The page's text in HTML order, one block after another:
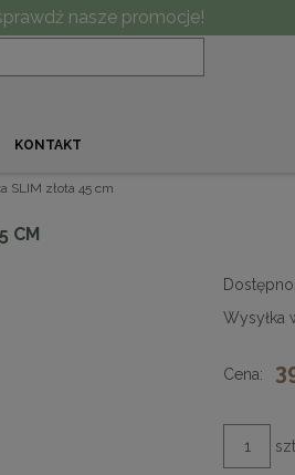
nasze promocje!
KONTAKT
SLIM złota 45 cm
CM
Wysyłka
Cena: